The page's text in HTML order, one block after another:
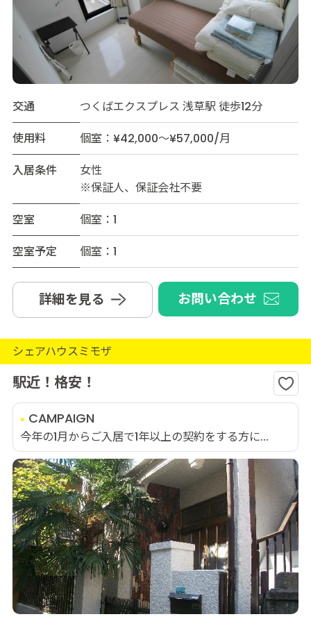
交通
つくばエクスプレス 浅草駅 徒歩12分
使用料
個室：¥42,000～¥57,000/月
入居条件
女性
※保証人、保証会社不要
空室
個室：1
空室予定
個室：1
詳細を見る お問い合わせ
シェアハウスミモザ
駅近！格安！
CAMPAIGN
今年の1月からご入居で1年以上の契約をする方に...